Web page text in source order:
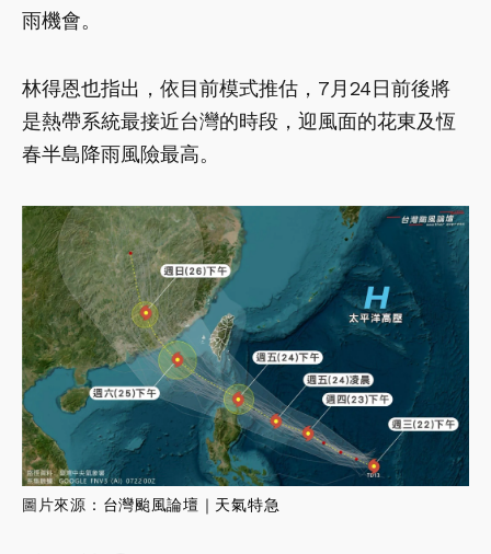
雨機會。
林得恩也指出，依目前模式推估，7月24日前後將
是熱帶系統最接近台灣的時段，迎風面的花東及恆
春半島降雨風險最高。
圖片來源 ： 台灣颱風論壇｜天氣特急